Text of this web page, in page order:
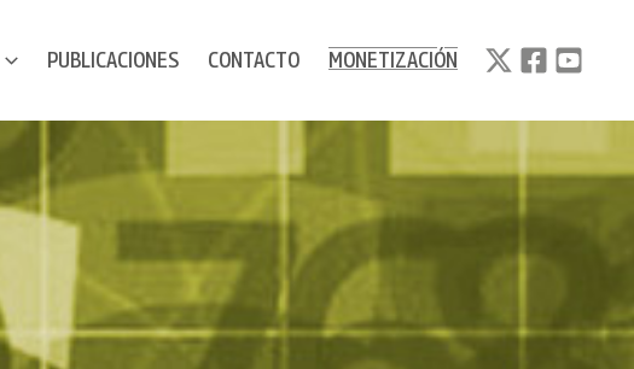
PUBLICACIONES CONTACTO MONETIZACIÓN